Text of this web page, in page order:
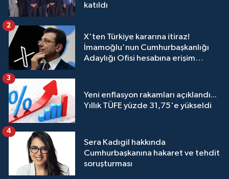
katıldı
X'ten Türkiye kararına itiraz!
İmamoğlu'nun Cumhurbaşkanlığı
Adaylığı Ofisi hesabına erişim
2
Yeni enflasyon rakamları açıklandı...
Yıllık TÜFE yüzde 31,75'e yükseldi
3
Sera Kadıgil hakkında
Cumhurbaşkanına hakaret ve tehdit
soruşturması
4